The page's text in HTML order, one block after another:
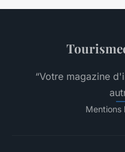
“Votre magazine
Mentions